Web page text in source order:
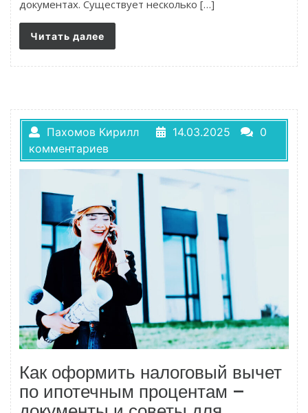
документах. Существует несколько […]
Читать далее
Пахомов Кирилл 14.03.2025
0
комментариев
Как оформить налоговый вычет
по ипотечным процентам –